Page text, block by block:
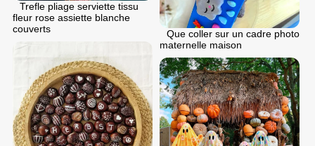
Que coller sur un cadre photo
maternelle maison
Trefle pliage serviette tissu
fleur rose assiette blanche
couverts